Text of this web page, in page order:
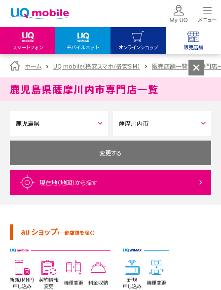
スマートフォン モバイルネット オンラインショップ 販売店舗
my UQ WiMAX
UQ WiMAX ご契約の方
My UQ mobile
データチャージサイト
UQ mobile
オンラインショップ
UQ WiMAX
UQ mobile
販売店舗
UQ WiMAX
ホーム UQ mobile（格安スマホ/格安SIM） 販売店舗一覧 専門店
鹿児島県薩摩川内市専門店一覧
変更する
現在地（地図）から探す
au ショップ（一部店舗を除く）
新規(MNP)
申し込み
契約情報
変更
機種変更 料金収納
新規
申し込み
機種変更